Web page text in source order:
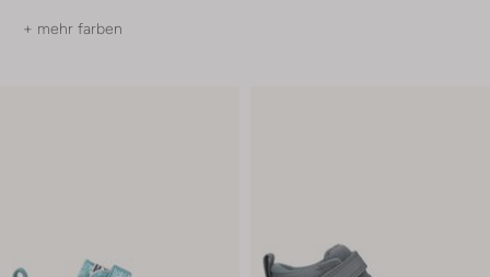
+ mehr farben